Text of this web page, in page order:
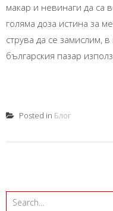
макар и невинаги да са
голяма доза истина за
струва да се замислим,
българския пазар
Posted in Блог